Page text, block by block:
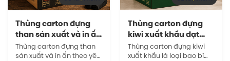
Thùng carton đựng
than sản xuất và in ấn
theo…
Thùng carton đựng than
sản xuất và in ấn theo yêu
Thùng carton đựng
kiwi xuất khẩu đạt
chuẩn đóng gói…
Thùng carton đựng kiwi
xuất khẩu là loại bao bì